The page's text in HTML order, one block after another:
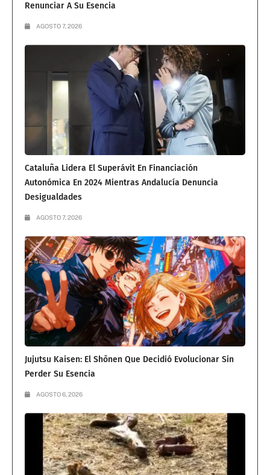
Renunciar A Su Esencia
AGOSTO 7, 2026
Cataluña Lidera El Superávit En Financiación
Autonómica En 2024 Mientras Andalucía Denuncia
Desigualdades
AGOSTO 7, 2026
Jujutsu Kaisen: El Shōnen Que Decidió Evolucionar Sin
Perder Su Esencia
AGOSTO 6, 2026